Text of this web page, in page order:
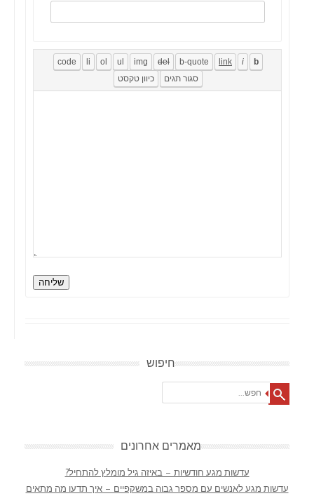
שליחה
חיפוש
מאמרים אחרונים
עדשות מגע חודשיות – באיזה גיל מומלץ להתחיל?
עדשות מגע לאנשים עם מספר גבוה במשקפיים – איך תדעו מה מתאים